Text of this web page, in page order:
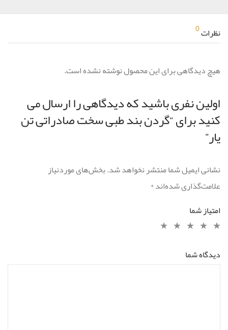
نظرات0
هیچ دیدگاهی برای این محصول نوشته نشده است.
اولین نفری باشید که دیدگاهی را ارسال می
کنید برای “گردن بند طبی سخت صادراتی تن
یار”
نشانی ایمیل شما منتشر نخواهد شد.بخش‌های موردنیاز
علامت‌گذاری شده‌اند*
امتیاز شما
دیدگاه شما